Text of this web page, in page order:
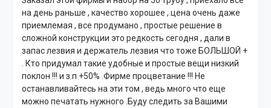
на день раньше , качество хорошее , цена очень даже
приемлемая , все продумано , простые решение в
сложной конструкции это редкость сегодня , дали в
запас лезвия и держатель лезвия что тоже БОЛЬШОЙ +
. Кто придумал такие удобные и простые вещи низкий
поклон !!! и з.п +50% .Фирме процветание !!! Не
останавливайтесь на эти том , ведь много что еще
можно печатать нужного .Буду следить за Вашими